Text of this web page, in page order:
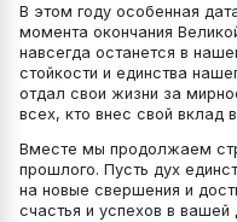
В этом году особенная
момента окончания
навсегда останется в
стойкости и единства
отдал свои жизни за
всех, кто внес свой вклад
Вместе мы продолжаем
прошлого. Пусть дух
на новые свершения и
счастья и успехов в вашей